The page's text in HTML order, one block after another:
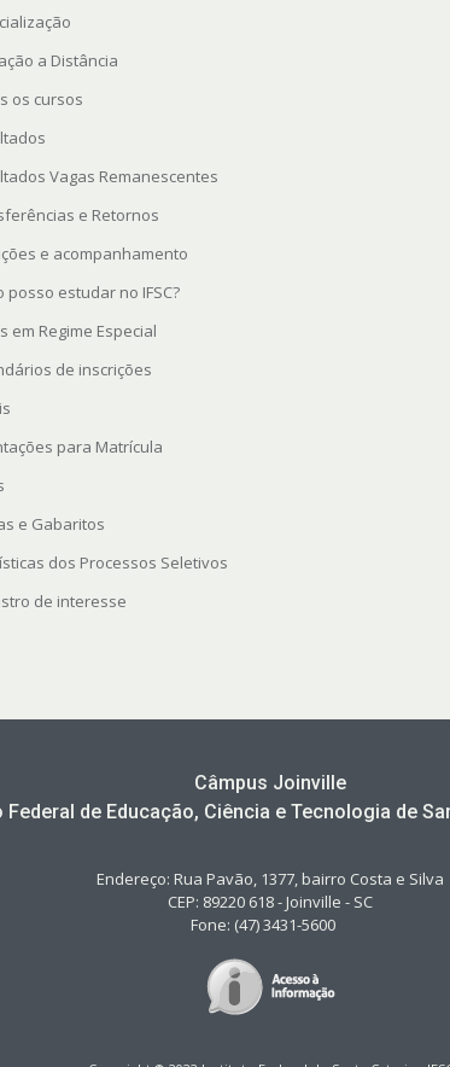
a Distância
os cursos
Vagas Remanescentes
e Retornos
e acompanhamento
posso estudar no IFSC?
em Regime Especial
de inscrições
para Matrícula
e Gabaritos
dos Processos Seletivos
de interesse
Câmpus Joinville
Federal de Educação, Ciência e Tecnologia de
Endereço: Rua Pavão, 1377, bairro Costa e Silva
CEP: 89220 618 - Joinville - SC
Fone: (47) 3431-5600